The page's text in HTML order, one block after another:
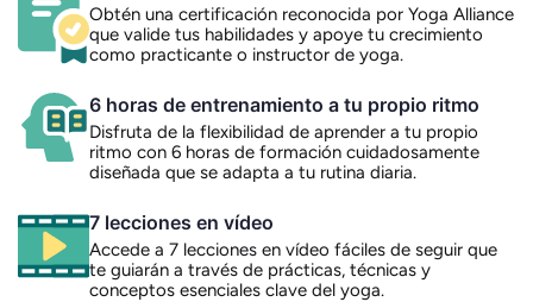
Obtén una certificación reconocida por Yoga Alliance
que valide tus habilidades y apoye tu crecimiento
como practicante o instructor de yoga.
6 horas de entrenamiento a tu propio ritmo
Disfruta de la flexibilidad de aprender a tu propio
ritmo con 6 horas de formación cuidadosamente
diseñada que se adapta a tu rutina diaria.
7 lecciones en vídeo
Accede a 7 lecciones en vídeo fáciles de seguir que
te guiarán a través de prácticas, técnicas y
conceptos esenciales clave del yoga.